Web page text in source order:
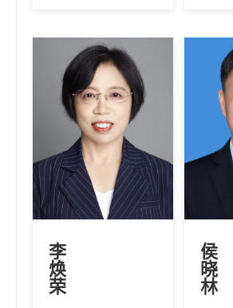
李
焕
荣
侯
晓
林